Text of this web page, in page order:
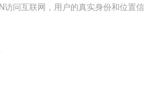
访问互联网，用户的真实身份和位置信